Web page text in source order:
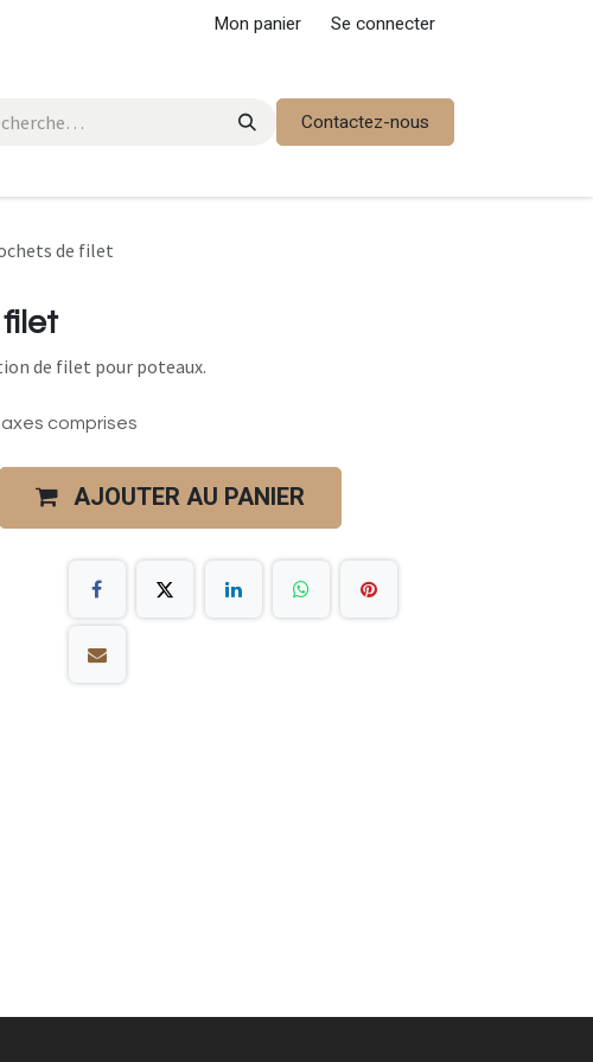
Mon panier Se connecter
Contactez-nous
de filet
de filet pour poteaux.
comprises
AJOUTER AU PANIER